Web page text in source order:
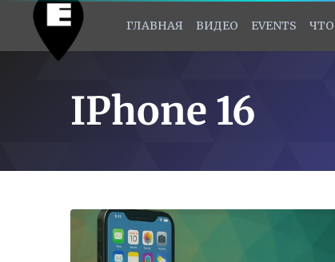
ГЛАВНАЯ ВИДЕО EVENTS
IPhone 16